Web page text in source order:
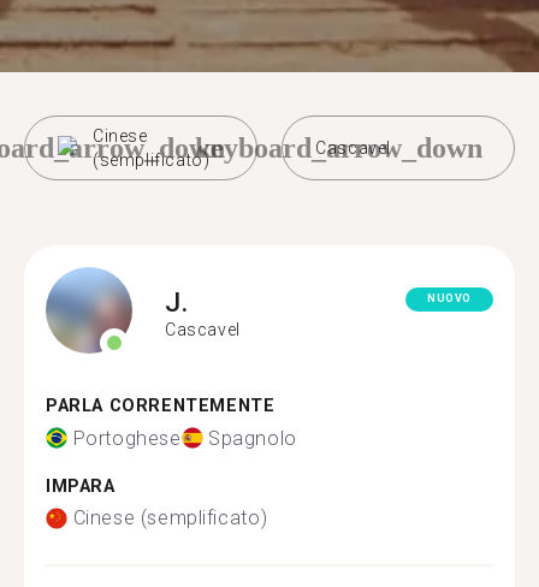
Cinese
(semplificato)
Cascavel
keyboard_arrow_down
J.
Cascavel
NUOVO
PARLA CORRENTEMENTE
Portoghese Spagnolo
IMPARA
Cinese (semplificato)